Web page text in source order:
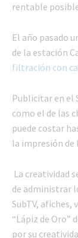
rentable
El año pasado
de la estación
filtración con
Publicitar en el
como el de las
puede costar
la impresión de
La creatividad
de administrar
SubTV, afiches,
“Lápiz de Oro”
por su